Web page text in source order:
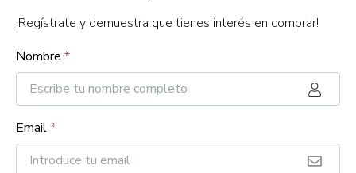
¡Regístrate y demuestra que tienes interés en comprar!
Nombre *
Email*